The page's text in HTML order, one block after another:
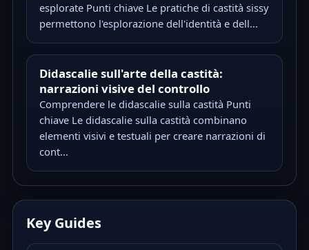
esplorate Punti chiave Le pratiche di castità sissy
permettono l'esplorazione dell'identità e dell...
Didascalie sull'arte della castità:
narrazioni visive del controllo
Comprendere le didascalie sulla castità Punti
chiave Le didascalie sulla castità combinano
elementi visivi e testuali per creare narrazioni di
cont...
Key Guides